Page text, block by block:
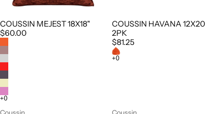
COUSSIN MEJEST 18X18"
$60.00
COUSSIN HAVANA 12X20
2PK
$81.25